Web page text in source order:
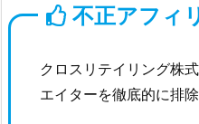
不正アフィ
クロスリテイリング株
エイターを徹底的に排除